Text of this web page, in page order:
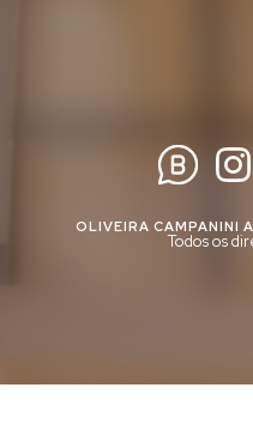
OLIVEIRA CAMPANINI
Todos os